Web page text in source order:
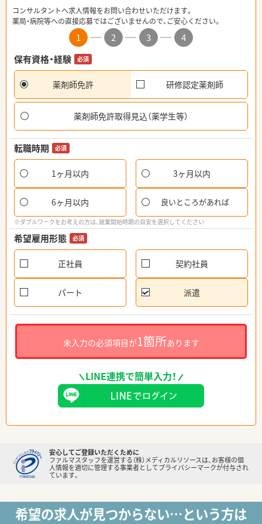
コンサルタントへ求人情報をお問い合わせいただけます。
薬局・病院等への直接応募ではございませんので、ご安心ください。
1 2 3
4
保有資格・経験
必須
薬剤師免許 研修認定薬剤師
薬剤師免許取得見込（薬学生等）
転職時期 必須
1ヶ月以内 3ヶ月以内
6ヶ月以内 良いところがあれば
※ダブルワークをお考えの方は、就業開始時期の目安を選択してください
希望雇用形態 必須
正社員 契約社員
パート 派遣
未入力の必須項目が1箇所あります
LINE連携で簡単入力！
安心してご登録いただくために
ファルマスタッフを運営する（株）メディカルリソースは、お客様の個
人情報を適切に管理する事業者としてプライバシーマークが付与され
ています。
希望の求人が見つからない…という方は